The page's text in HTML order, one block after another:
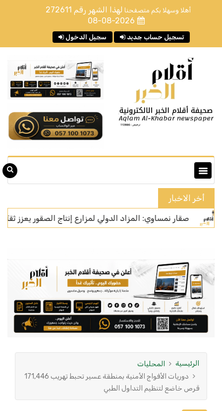
أهلا وسهلا بكم متصفحنا لهذا الشهر رقم 272611
08-08-2026
سجيل الدخول تسجيل حساب جديد
أخر الاخبار
صقار نمساوي: المزاد الدولي لمزارع إنتاج الصقور يعزز ثقة المزارع
الرئيسية
المحليات
دوريات الأفواج الأمنية بمنطقة عسير تحبط تهريب 171,446
قرص خاضع لتنظيم التداول الطبي